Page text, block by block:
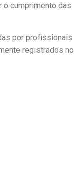
o cumprimento das
por profissionais
registrados no